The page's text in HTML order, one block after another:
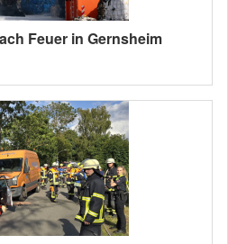
Feuer in Gernsheim